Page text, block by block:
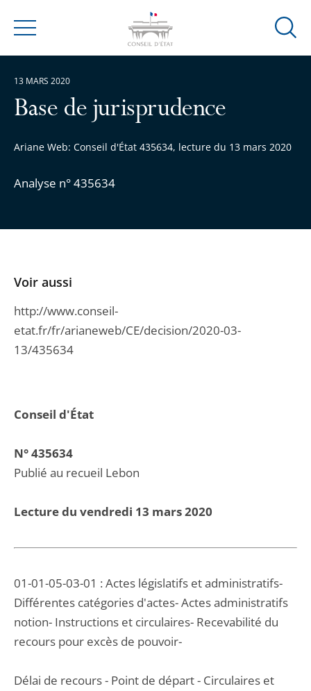
Menu
Ouvrir
Base de jurisprudence
Ariane Web: Conseil d'État 435634, lecture du 13 mars 2020
Analyse n° 435634
13 MARS 2020
Conseil d'État
N° 435634
Publié au recueil Lebon
Lecture du vendredi 13 mars 2020
01-01-05-03-01 : Actes législatifs et administratifs-
Différentes catégories d'actes- Actes administratifs
notion- Instructions et circulaires- Recevabilité du
recours pour excès de pouvoir-
Délai de recours - Point de départ - Circulaires et
Voir aussi
http://www.conseil-
etat.fr/fr/arianeweb/CE/decision/2020-03-
13/435634